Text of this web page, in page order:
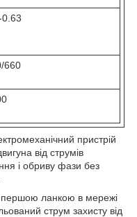
660
пристрій
від струмів
і обриву фази без
першою ланкою в мережі
струм захисту від